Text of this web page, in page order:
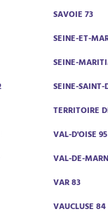
SAVOIE 73
SEINE-ET-
SEINE-
SEINE-SAINT-
TERRITOIRE
VAL-D'OISE 95
VAL-DE-
VAR 83
VAUCLUSE 84